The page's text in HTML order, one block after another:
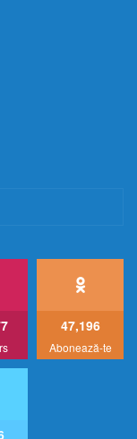
47,196
Abonează-te